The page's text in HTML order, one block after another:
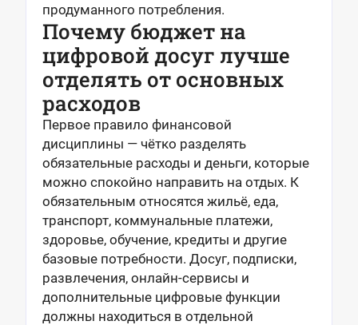
продуманного потребления.
Почему бюджет на
цифровой досуг лучше
отделять от основных
расходов
Первое правило финансовой
дисциплины — чётко разделять
обязательные расходы и деньги, которые
можно спокойно направить на отдых. К
обязательным относятся жильё, еда,
транспорт, коммунальные платежи,
здоровье, обучение, кредиты и другие
базовые потребности. Досуг, подписки,
развлечения, онлайн-сервисы и
дополнительные цифровые функции
должны находиться в отдельной